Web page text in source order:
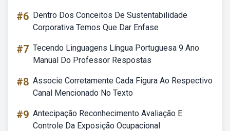
#6 Dentro Dos Conceitos De Sustentabilidade
Corporativa Temos Que Dar Enfase
#7 Tecendo Linguagens Língua Portuguesa 9 Ano
Manual Do Professor Respostas
#8 Associe Corretamente Cada Figura Ao Respectivo
Canal Mencionado No Texto
#9 Antecipação Reconhecimento Avaliação E
Controle Da Exposição Ocupacional